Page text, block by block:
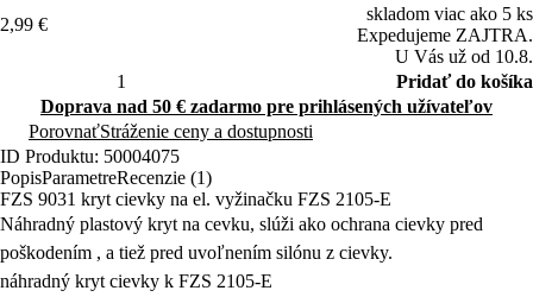
2,99 €
skladom viac ako 5 ks
Expedujeme ZAJTRA.
U Vás už od 10.8.
Pridať do košíka
Doprava nad 50 € zadarmo pre prihlásených užívateľov
PorovnaťStráženie ceny a dostupnosti
ID Produktu: 50004075
PopisParametreRecenzie (1)
FZS 9031 kryt cievky na el. vyžinačku FZS 2105-E
Náhradný plastový kryt na cevku, slúži ako ochrana cievky pred
poškodením , a tiež pred uvoľnením silónu z cievky.
náhradný kryt cievky k FZS 2105-E